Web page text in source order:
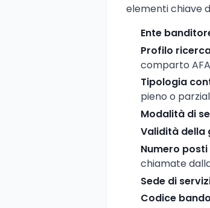
elementi chiave
Ente
Profilo
comparto
Tipologia
pieno o
Modalità di
Validità
Numero
chiamate
Sede di
Codice bando